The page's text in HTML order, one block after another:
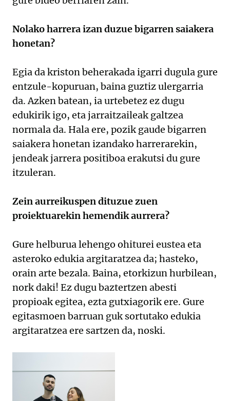
Nolako harrera izan duzue bigarren saiakera
honetan?
Egia da kriston beherakada igarri dugula gure
entzule-kopuruan, baina guztiz ulergarria
da. Azken batean, ia urtebetez ez dugu
edukirik igo, eta jarraitzaileak galtzea
normala da. Hala ere, pozik gaude bigarren
saiakera honetan izandako harrerarekin,
jendeak jarrera positiboa erakutsi du gure
itzuleran.
Zein aurreikuspen dituzue zuen
proiektuarekin hemendik aurrera?
Gure helburua lehengo ohiturei eustea eta
asteroko edukia argitaratzea da; hasteko,
orain arte bezala. Baina, etorkizun hurbilean,
nork daki! Ez dugu baztertzen abesti
propioak egitea, ezta gutxiagorik ere. Gure
egitasmoen barruan guk sortutako edukia
argitaratzea ere sartzen da, noski.